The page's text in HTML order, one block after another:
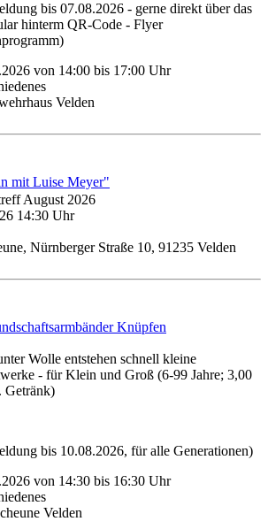
bis 07.08.2026 - gerne direkt über das
hinterm QR-Code - Flyer
von 14:00 bis 17:00 Uhr
Velden
mit Luise Meyer"
14:30 Uhr
Nürnberger Straße 10, 91235 Velden
Knüpfen
Wolle entstehen schnell kleine
- für Klein und Groß (6-99 Jahre; 3,00
Getränk)
bis 10.08.2026, für alle Generationen)
von 14:30 bis 16:30 Uhr
Velden